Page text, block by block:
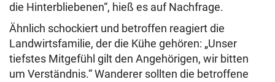
die Hinterbliebenen“, hieß es auf Nachfrage.
Ähnlich schockiert und betroffen reagiert die
Landwirtsfamilie, der die Kühe gehören: „Unser
tiefstes Mitgefühl gilt den Angehörigen, wir bitten
um Verständnis.“ Wanderer sollten die betroffene